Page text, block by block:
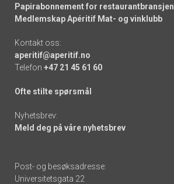
Papirabonnement for restaurantbransjen
Medlemskap Apéritif Mat- og vinklubb
Kontakt oss:
aperitif@aperitif.no
Telefon +47 21 45 61 60
Ofte stilte spørsmål
Nyhetsbrev:
Meld deg på våre nyhetsbrev
Post- og besøksadresse:
Universitetsgata 22